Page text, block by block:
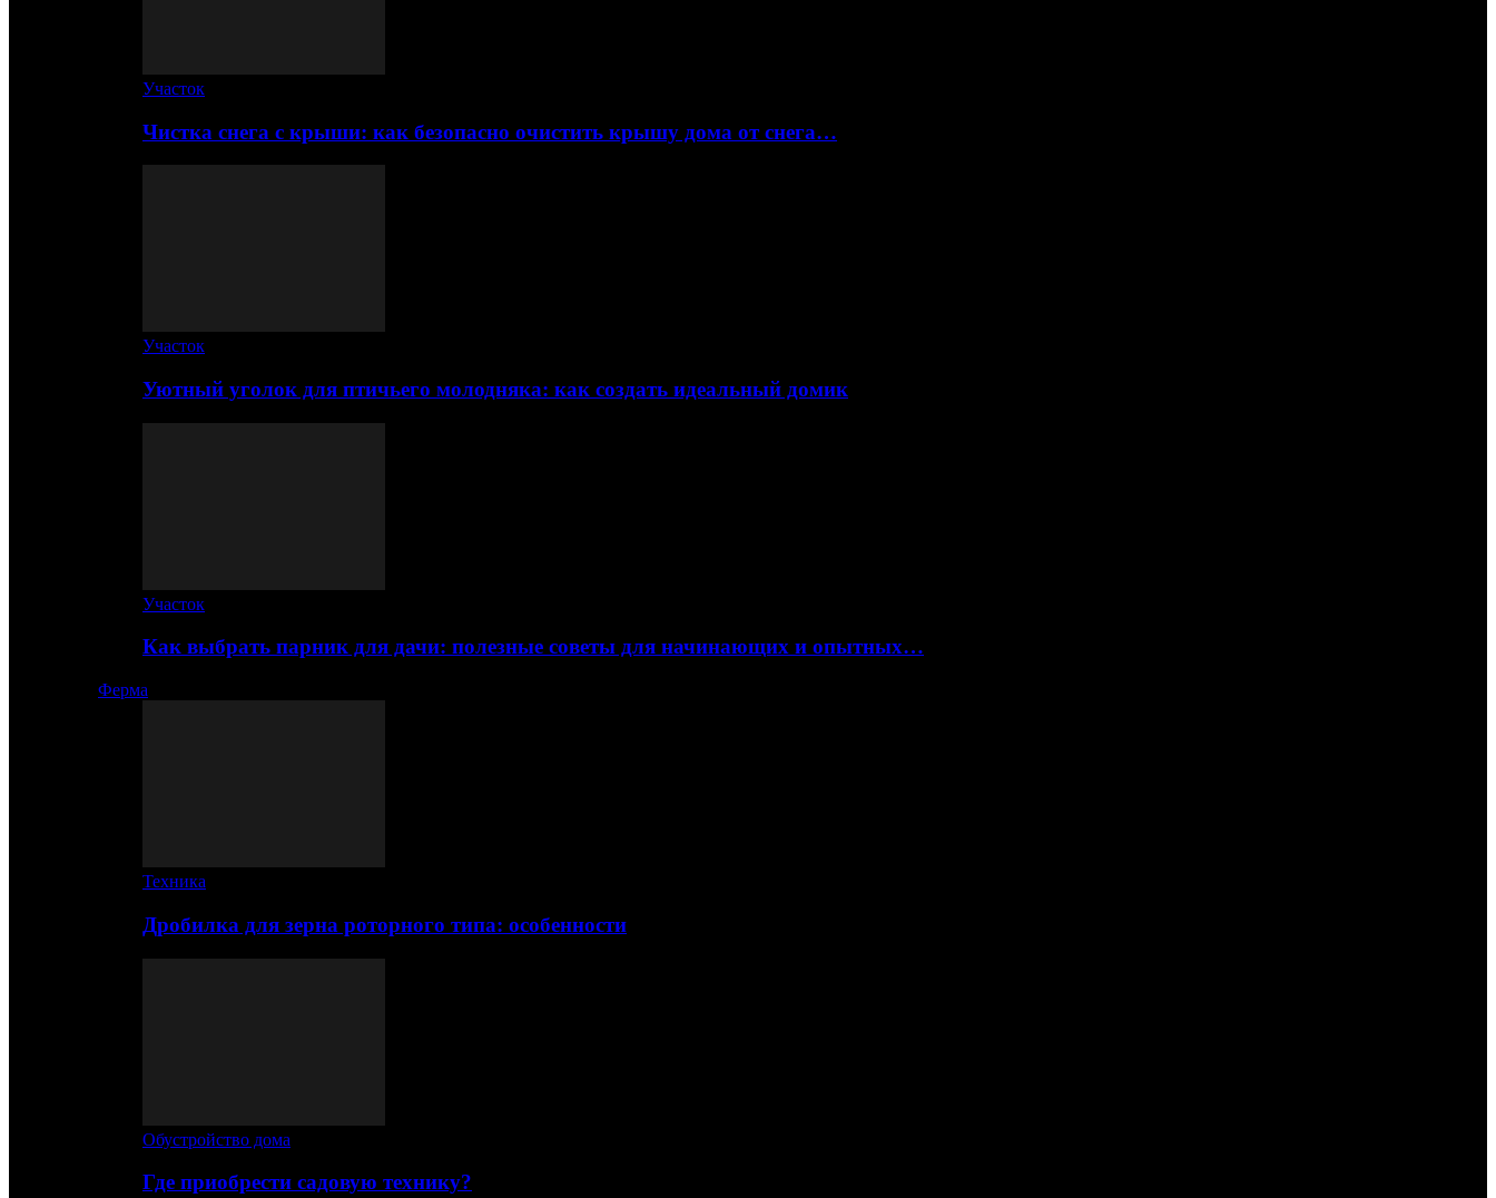
Участок
Чистка снега с крыши: как безопасно очистить крышу дома от снега…
Участок
Уютный уголок для птичьего молодняка: как создать идеальный домик
Участок
Как выбрать парник для дачи: полезные советы для начинающих и опытных…
Ферма
Техника
Дробилка для зерна роторного типа: особенности
Обустройство дома
Где приобрести садовую технику?